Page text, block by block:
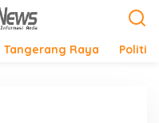
Tangerang Raya Politik